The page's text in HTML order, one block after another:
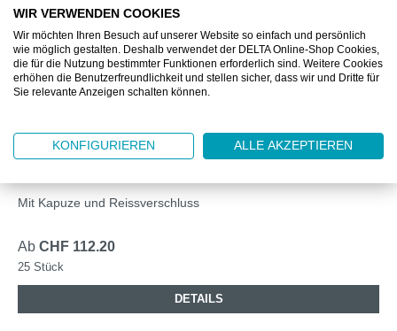
DELTASAFE® SCHUTZANZUG TYP 5/6
Mit Kapuze und Reissverschluss
Ab CHF 112.20
25 Stück
DETAILS
WIR VERWENDEN COOKIES
Wir möchten Ihren Besuch auf unserer Website so einfach und persönlich
wie möglich gestalten. Deshalb verwendet der DELTA Online-Shop Cookies,
die für die Nutzung bestimmter Funktionen erforderlich sind. Weitere Cookies
erhöhen die Benutzerfreundlichkeit und stellen sicher, dass wir und Dritte für
Sie relevante Anzeigen schalten können.
KONFIGURIEREN ALLE AKZEPTIEREN